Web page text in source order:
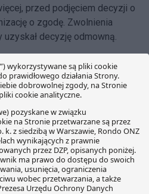
przed podjęciem decyzji o
o zgodę. Zwolnienia
uzyskał decyzję odmowną.
wypadków, Sąd Najwyższy
który pomimo
związkową obowiązkowi
zrzeszonych w niej
jako mającą uprawnienia
i konsultuje z nią sprawy
ocenie z punktu widzenia
KP. Innymi słowy, zdaniem
chciał w sposób